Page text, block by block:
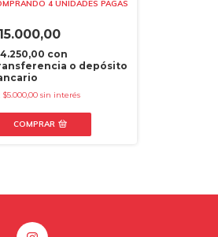
4 UNIDADES PAGAS
con
o depósito
$5.000,00 sin interés
COMPRAR